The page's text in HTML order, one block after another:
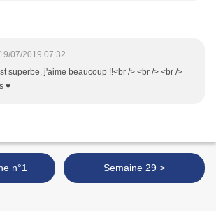
19/07/2019 07:32
superbe, j'aime beaucoup !!<br /> <br /> <br />
♥
n°1 Semaine 29 >